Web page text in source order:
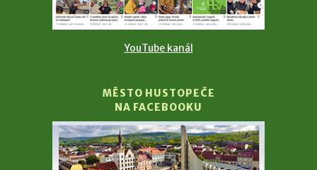
YouTube kanál
MĚSTO HUSTOPEČE
NA FACEBOOKU